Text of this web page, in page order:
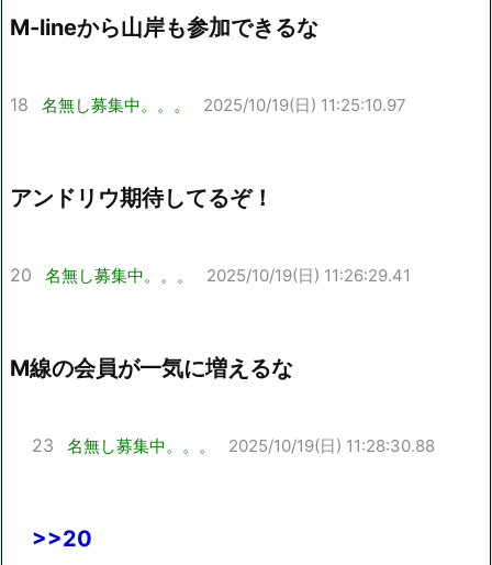
M-lineから山岸も参加できるな
18 名無し募集中。。。 2025/10/19(日) 11:25:10.97
アンドリウ期待してるぞ！
20 名無し募集中。。。 2025/10/19(日) 11:26:29.41
M線の会員が一気に増えるな
23 名無し募集中。。。 2025/10/19(日) 11:28:30.88
>>20